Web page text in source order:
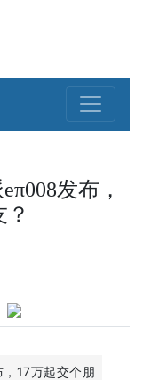
发布，
17万起交个朋